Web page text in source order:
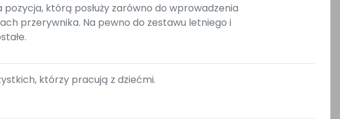
pozycja, którą posłuży zarówno do wprowadzenia
przerywnika. Na pewno do zestawu letniego i
którzy pracują z dziećmi.